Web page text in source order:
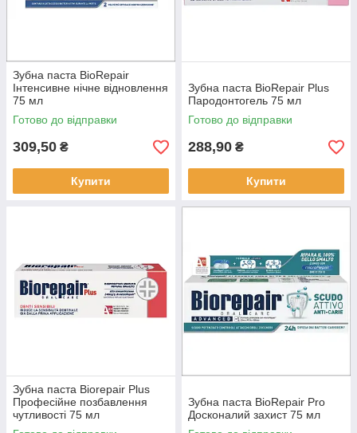
Зубна паста BioRepair
Інтенсивне нічне відновлення
75 мл
Готово до відправки
309,50 ₴
Купити
Зубна паста BioRepair Plus
Пародонтогель 75 мл
Готово до відправки
288,90 ₴
Купити
Зубна паста Biorepair Plus
Професійне позбавлення
чутливості 75 мл
Зубна паста BioRepair Pro
Досконалий захист 75 мл